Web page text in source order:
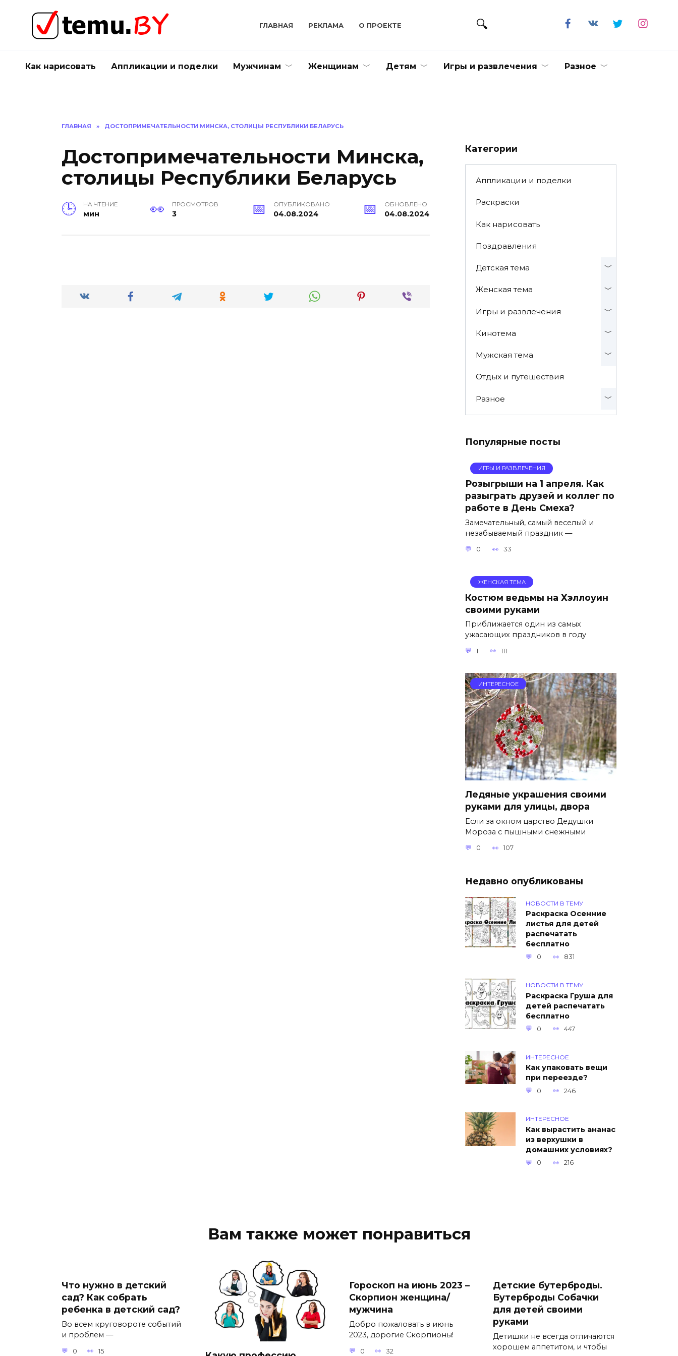
содержанию
ГЛАВНАЯ РЕКЛАМА О ПРОЕКТЕ
Как нарисовать Аппликации и поделки Мужчинам Женщинам Детям Игры и развлечения Разное
ГЛАВНАЯ » ДОСТОПРИМЕЧАТЕЛЬНОСТИ МИНСКА, СТОЛИЦЫ РЕСПУБЛИКИ БЕЛАРУСЬ
Достопримечательности Минска,
столицы Республики Беларусь
НА ЧТЕНИЕ
мин
ПРОСМОТРОВ
3
ОПУБЛИКОВАНО
04.08.2024
ОБНОВЛЕНО
04.08.2024
Категории
Аппликации и поделки
Раскраски
Как нарисовать
Поздравления
Детская тема
Женская тема
Игры и развлечения
Кинотема
Мужская тема
Отдых и путешествия
Разное
Популярные посты
ИГРЫ И РАЗВЛЕЧЕНИЯ
Розыгрыши на 1 апреля. Как
разыграть друзей и коллег по
работе в День Смеха?
Замечательный, самый веселый и
незабываемый праздник —
0 33
ЖЕНСКАЯ ТЕМА
Костюм ведьмы на Хэллоуин
своими руками
Приближается один из самых
ужасающих праздников в году
1 111
ИНТЕРЕСНОЕ
Ледяные украшения своими
руками для улицы, двора
Если за окном царство Дедушки
Мороза с пышными снежными
0 107
Недавно опубликованы
НОВОСТИ В ТЕМУ
Раскраска Осенние
листья для детей
распечатать
бесплатно
0 831
НОВОСТИ В ТЕМУ
Раскраска Груша для
детей распечатать
бесплатно
0 447
ИНТЕРЕСНОЕ
Как упаковать вещи
при переезде?
0 246
ИНТЕРЕСНОЕ
Как вырастить ананас
из верхушки в
домашних условиях?
0 216
Вам также может понравиться
Что нужно в детский
сад? Как собрать
ребенка в детский сад?
Во всем круговороте событий
и проблем —
0 15
Гороскоп на июнь 2023 –
Скорпион женщина/
мужчина
Добро пожаловать в июнь
2023, дорогие Скорпионы!
0 32
Детские бутерброды.
Бутерброды Собачки
для детей своими
руками
Детишки не всегда отличаются
хорошем аппетитом, и чтобы